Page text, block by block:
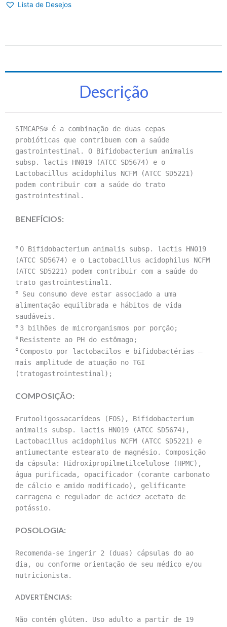
Lista de Desejos
Descrição
SIMCAPS® é a combinação de duas cepas
probióticas que contribuem com a saúde
gastrointestinal. O Bifidobacterium animalis
subsp. lactis HN019 (ATCC SD5674) e o
Lactobacillus acidophilus NCFM (ATCC SD5221)
podem contribuir com a saúde do trato
gastrointestinal.
BENEFÍCIOS:
° O Bifidobacterium animalis subsp. lactis HN019
(ATCC SD5674) e o Lactobacillus acidophilus NCFM
(ATCC SD5221) podem contribuir com a saúde do
trato gastrointestinal 1 .
° Seu consumo deve estar associado a uma
alimentação equilibrada e hábitos de vida
saudáveis.
° 3 bilhões de microrganismos por porção;
° Resistente ao PH do estômago;
° Composto por lactobacilos e bifidobactérias –
mais amplitude de atuação no TGI
(tratogastrointestinal);
COMPOSIÇÃO:
Frutooligossacarídeos (FOS), Bifidobacterium
animalis subsp. lactis HN019 (ATCC SD5674),
Lactobacillus acidophilus NCFM (ATCC SD5221) e
antiumectante estearato de magnésio. Composição
da cápsula: Hidroxipropilmetilcelulose (HPMC),
água purificada, opacificador (corante carbonato
de cálcio e amido modificado), gelificante
carragena e regulador de acidez acetato de
potássio.
POSOLOGIA:
Recomenda-se ingerir 2 (duas) cápsulas do ao
dia, ou conforme orientação de seu médico e/ou
nutricionista.
ADVERTÊNCIAS:
Não contém glúten. Uso adulto a partir de 19